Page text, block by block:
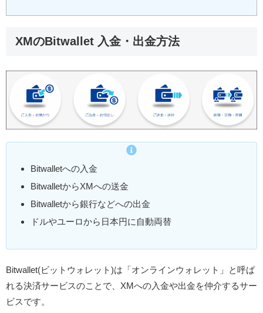
XMのBitwallet 入金・出金方法
Bitwalletへの入金
BitwalletからXMへの送金
Bitwalletから銀行などへの出金
ドルやユーロから日本円に自動両替
Bitwallet(ビットウォレット)は「オンラインウォレット」と呼ば
れる決済サービスのことで、XMへの入金や出金を仲介するサー
ビスです。